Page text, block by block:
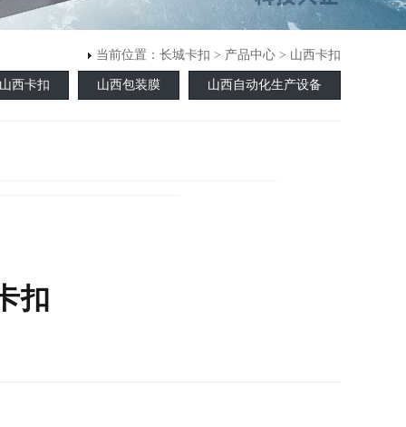
当前位置： 长城卡扣 > 产品中心 > 山西卡扣
山西自动化生产设备
山西包装膜
山西卡扣
扣